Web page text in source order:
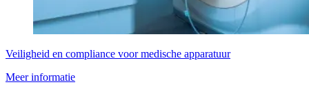
Veiligheid en compliance voor medische apparatuur
Meer informatie